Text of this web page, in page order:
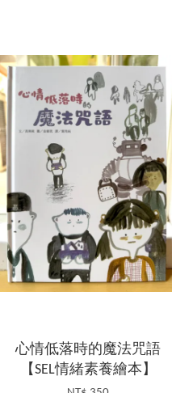
心情低落時的魔法咒語
【SEL情緒素養繪本】